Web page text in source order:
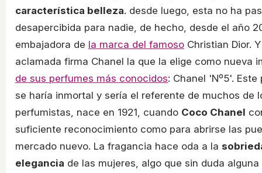
característica belleza. desde luego, esta no ha
desapercibida para nadie, de hecho, desde el año
embajadora de la marca del famoso Christian Dior.
aclamada firma Chanel la que la elige como nueva
de sus perfumes más conocidos: Chanel 'Nº5'.
se haría inmortal y sería el referente de muchos de
perfumistas, nace en 1921, cuando Coco Chanel
suficiente reconocimiento como para abrirse las
mercado nuevo. La fragancia hace oda a la
elegancia de las mujeres, algo que sin duda alguna